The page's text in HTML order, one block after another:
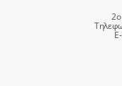
2ο